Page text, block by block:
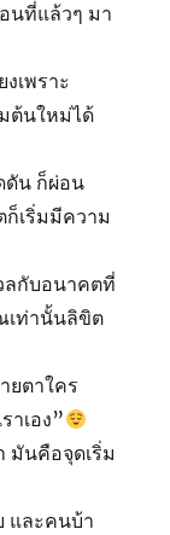
นที่แล้วๆ มา
เพราะ
ต้นใหม่ได้
ดัน ก็ผ่อน
เริ่มมีความ
ลกับอนาคตที่
เท่านั้นลิขิต
ยตาใคร
าเอง”
มันคือจุดเริ่ม
และคนบ้า